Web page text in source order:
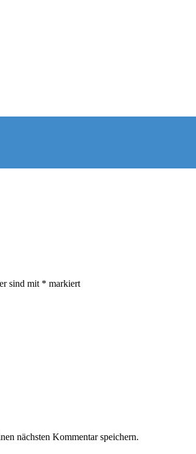
sind mit * markiert
nächsten Kommentar speichern.